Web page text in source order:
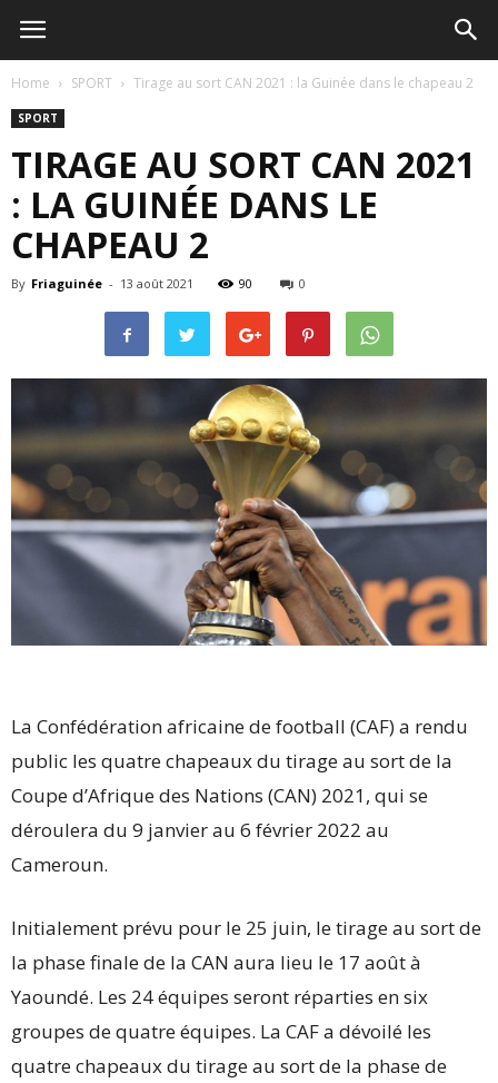
Home SPORT Tirage au sort CAN 2021 : la Guinée dans le chapeau 2
SPORT
TIRAGE AU SORT CAN 2021
: LA GUINÉE DANS LE
CHAPEAU 2
By Friaguinée - 13 août 2021 90 0
La Confédération africaine de football (CAF) a rendu
public les quatre chapeaux du tirage au sort de la
Coupe d’Afrique des Nations (CAN) 2021, qui se
déroulera du 9 janvier au 6 février 2022 au
Cameroun.
Initialement prévu pour le 25 juin, le tirage au sort de
la phase finale de la CAN aura lieu le 17 août à
Yaoundé. Les 24 équipes seront réparties en six
groupes de quatre équipes. La CAF a dévoilé les
quatre chapeaux du tirage au sort de la phase de